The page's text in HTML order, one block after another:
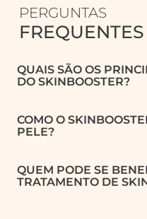
PERGUNTAS
FREQUENTES
QUAIS SÃO OS
DO SKINBOOSTER?
COMO O
PELE?
QUEM PODE SE
TRATAMENTO DE